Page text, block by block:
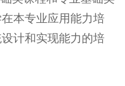
本专业应用能力培
计和实现能力的培